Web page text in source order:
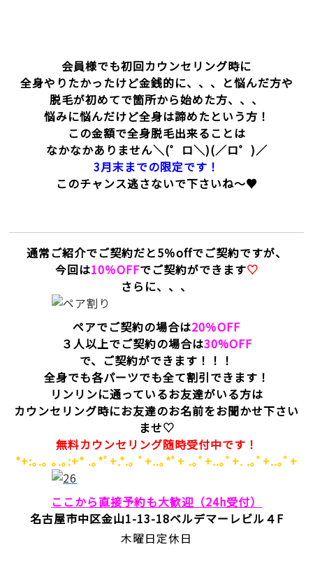
会員様でも初回カウンセリング時に
全身やりたかったけど金銭的に、、、と悩んだ方や
脱毛が初めてで箇所から始めた方、、、
悩みに悩んだけど全身は諦めたという方！
この金額で全身脱毛出来ることは
なかなかありません＼(゜ロ＼)(／ロ゜)／
3月末までの限定です！
このチャンス逃さないで下さいね～♥
通常ご紹介でご契約だと5％offでご契約ですが、
今回は10％OFFでご契約ができます♡
さらに、、、
ペアでご契約の場合は20％OFF
３人以上でご契約の場合は30%OFF
で、ご契約ができます！！！
全身でも各パーツでも全て割引できます！
リンリンに通っているお友達がいる方は
カウンセリング時にお友達のお名前をお聞かせ下さい
ませ♡
無料カウンセリング随時受付中です！
*+:｡.｡ ｡.｡:+* .｡*ﾟ+.*.｡ ﾟ+..｡*ﾟ+ .｡ﾟ+..｡ﾟ+. .｡ﾟ+..｡ﾟ+
ここから直接予約も大歓迎（24h受付）
名古屋市中区金山1-13-18ベルデマーレビル４F
木曜日定休日